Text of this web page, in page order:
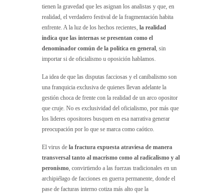
tienen la gravedad que les asignan los analistas y que, en
realidad, el verdadero festival de la fragmentación habita
enfrente. A la luz de los hechos recientes, la realidad
indica que las internas se presentan como el
denominador común de la política en general , sin
importar si de oficialismo u oposición hablamos.
La idea de que las disputas facciosas y el canibalismo son
una franquicia exclusiva de quienes llevan adelante la
gestión choca de frente con la realidad de un arco opositor
que cruje. No es exclusividad del oficialismo, por más que
los lideres opositores busquen en esa narrativa generar
preocupación por lo que se marca como caótico.
El virus de la fractura expuesta atraviesa de manera
transversal tanto al macrismo como al radicalismo y al
peronismo , convirtiendo a las fuerzas tradicionales en un
archipiélago de facciones en guerra permanente, donde el
pase de facturas interno cotiza más alto que la